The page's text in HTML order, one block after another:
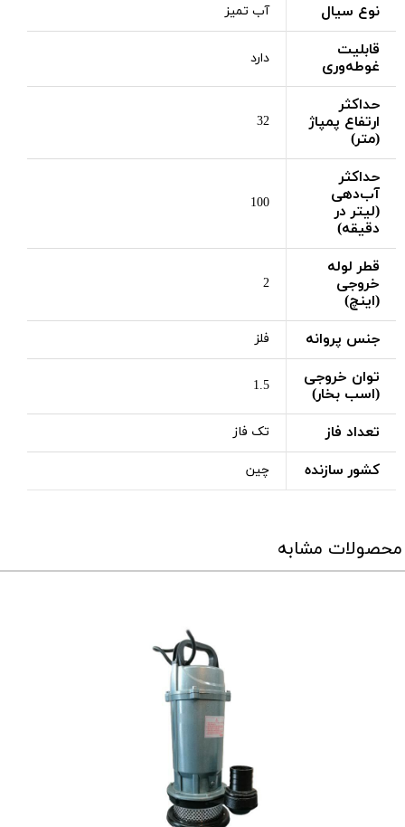
نوع سیال آب تمیز
قابلیت
غوطه‌وری
دارد
حداکثر
ارتفاع پمپاژ
(متر)
32
حداکثر
آب‌دهی
(لیتر در
دقیقه)
100
قطر لوله
خروجی
(اینچ)
2
جنس پروانه فلز
توان خروجی
(اسب بخار)
1.5
تعداد فاز تک فاز
کشور سازنده چین
محصولات مشابه